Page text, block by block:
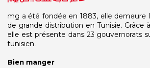
mg a été fondée en 1883, elle demeure
de grande distribution en Tunisie. Grâce
elle est présente dans 23 gouvernorats
tunisien.
Bien manger